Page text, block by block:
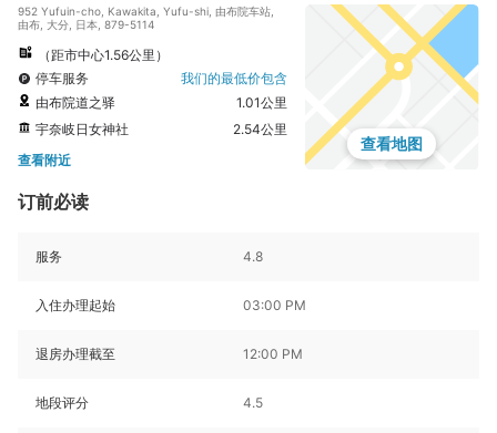
952 Yufuin-cho, Kawakita, Yufu-shi, 由布院车站,
由布, 大分, 日本, 879-5114
（距市中心1.56公里）
停车服务
我们的最低价包含
由布院道之驿
1.01公里
宇奈岐日女神社
2.54公里
查看附近
查看地图
订前必读
服务 4.8
入住办理起始 03:00 PM
退房办理截至 12:00 PM
地段评分 4.5